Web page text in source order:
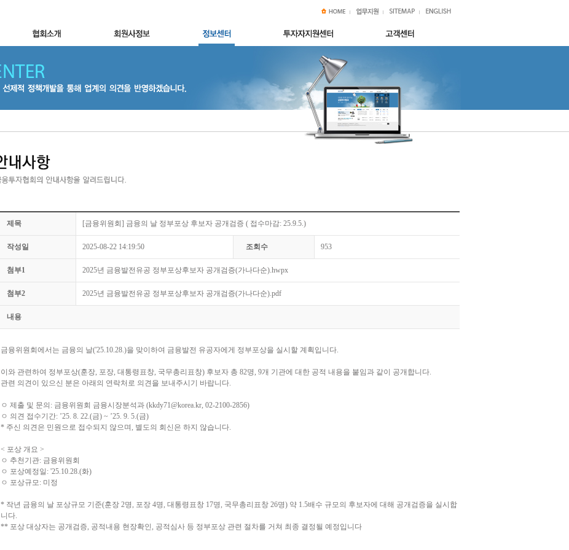
제목 [금융위원회] 금융의 날 정부포상 후보자 공개검증 ( 접수마감: 25.9.5.)
작성일 2025-08-22 14:19:50 조회수 953
첨부1 2025년 금융발전유공 정부포상후보자 공개검증(가나다순).hwpx
첨부2 2025년 금융발전유공 정부포상후보자 공개검증(가나다순).pdf
내용
금융위원회에서는 금융의 날('25.10.28.)을 맞이하여 금융발전 유공자에게 정부포상을 실시할 계획입니다.
이와 관련하여 정부포상(훈장, 포장, 대통령표창, 국무총리표창) 후보자 총 82명, 9개 기관에 대한 공적 내용을 붙임과 같이 공개합니다.
관련 의견이 있으신 분은 아래의 연락처로 의견을 보내주시기 바랍니다.
ㅇ 제출 및 문의: 금융위원회 금융시장분석과 (kkdy71@korea.kr, 02-2100-2856)
ㅇ 의견 접수기간: ’25. 8. 22.(금) ~ ’25. 9. 5.(금)
* 주신 의견은 민원으로 접수되지 않으며, 별도의 회신은 하지 않습니다.
< 포상 개요 >
ㅇ 추천기관: 금융위원회
ㅇ 포상예정일: '25.10.28.(화)
ㅇ 포상규모: 미정
* 작년 금융의 날 포상규모 기준(훈장 2명, 포장 4명, 대통령표창 17명, 국무총리표창 26명) 약 1.5배수 규모의 후보자에 대해 공개검증을 실시합
니다.
** 포상 대상자는 공개검증, 공적내용 현장확인, 공적심사 등 정부포상 관련 절차를 거쳐 최종 결정될 예정입니다